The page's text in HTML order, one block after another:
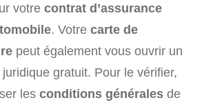
votre contrat d’assurance
. Votre carte de
peut également vous ouvrir un
juridique gratuit. Pour le vérifier,
les conditions générales de